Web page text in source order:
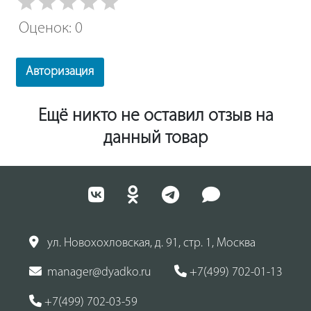
Оценок: 0
Авторизация
Ещё никто не оставил отзыв на
данный товар
ул. Новохохловская, д. 91, стр. 1, Москва
manager@dyadko.ru +7(499) 702-01-13
+7(499) 702-03-59